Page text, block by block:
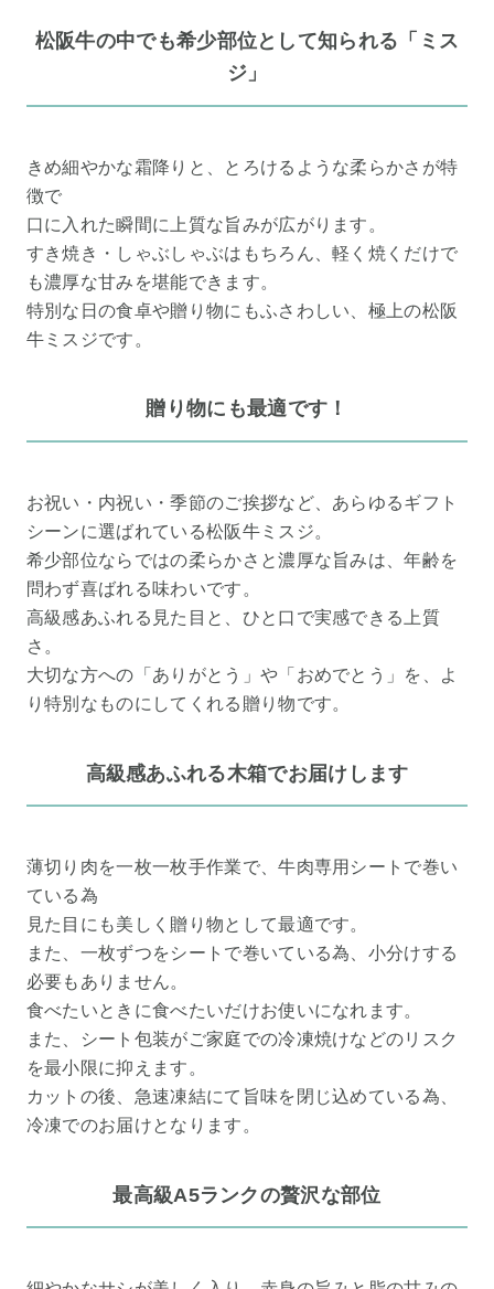
松阪牛の中でも希少部位として知られる「ミス
ジ」
きめ細やかな霜降りと、とろけるような柔らかさが特
徴で
口に入れた瞬間に上質な旨みが広がります。
すき焼き・しゃぶしゃぶはもちろん、軽く焼くだけで
も濃厚な甘みを堪能できます。
特別な日の食卓や贈り物にもふさわしい、極上の松阪
牛ミスジです。
贈り物にも最適です！
お祝い・内祝い・季節のご挨拶など、あらゆるギフト
シーンに選ばれている松阪牛ミスジ。
希少部位ならではの柔らかさと濃厚な旨みは、年齢を
問わず喜ばれる味わいです。
高級感あふれる見た目と、ひと口で実感できる上質
さ。
大切な方への「ありがとう」や「おめでとう」を、よ
り特別なものにしてくれる贈り物です。
高級感あふれる木箱でお届けします
薄切り肉を一枚一枚手作業で、牛肉専用シートで巻い
ている為
見た目にも美しく贈り物として最適です。
また、一枚ずつをシートで巻いている為、小分けする
必要もありません。
食べたいときに食べたいだけお使いになれます。
また、シート包装がご家庭での冷凍焼けなどのリスク
を最小限に抑えます。
カットの後、急速凍結にて旨味を閉じ込めている為、
冷凍でのお届けとなります。
最高級A5ランクの贅沢な部位